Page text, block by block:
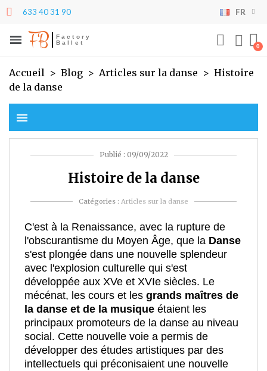
633 40 31 90 FR
FB
Factory
Ballet
Accueil Blog Articles sur la danse
Histoire
de la danse
menu
Publié : 09/09/2022
Histoire de la danse
Catégories : Articles sur la danse
C'est à la Renaissance, avec la rupture de
l'obscurantisme du Moyen Âge, que la Danse
s'est plongée dans une nouvelle splendeur
avec l'explosion culturelle qui s'est
développée aux XVe et XVIe siècles. Le
mécénat, les cours et les grands maîtres de
la danse et de la musique étaient les
principaux promoteurs de la danse au niveau
social. Cette nouvelle voie a permis de
développer des études artistiques par des
intellectuels qui préconisaient une nouvelle
×
×
×
×
Annuler Connexion